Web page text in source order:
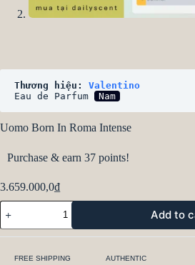
Thương hiệu: Valentino
Eau de Parfum
Nam
Uomo Born In Roma Intense
Purchase & earn 37 points!
3.659.000,0₫
Add to
FREE SHIPPING AUTHENTIC